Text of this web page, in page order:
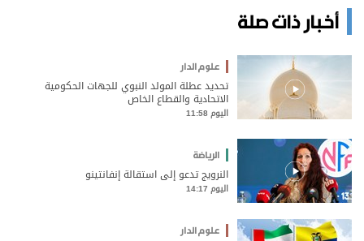
أخبار ذات صلة
علوم الدار
تحديد عطلة المولد النبوي للجهات الحكومية
الاتحادية والقطاع الخاص
اليوم 11:58
الرياضة
النرويج تدعو إلى استقالة إنفانتينو
اليوم 14:17
علوم الدار